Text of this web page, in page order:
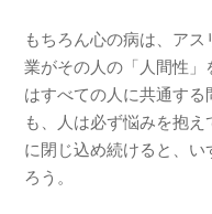
もちろん心の病は、ア
業がその人の「人間性
はすべての人に共通する
も、人は必ず悩みを抱
に閉じ込め続けると、
ろう。